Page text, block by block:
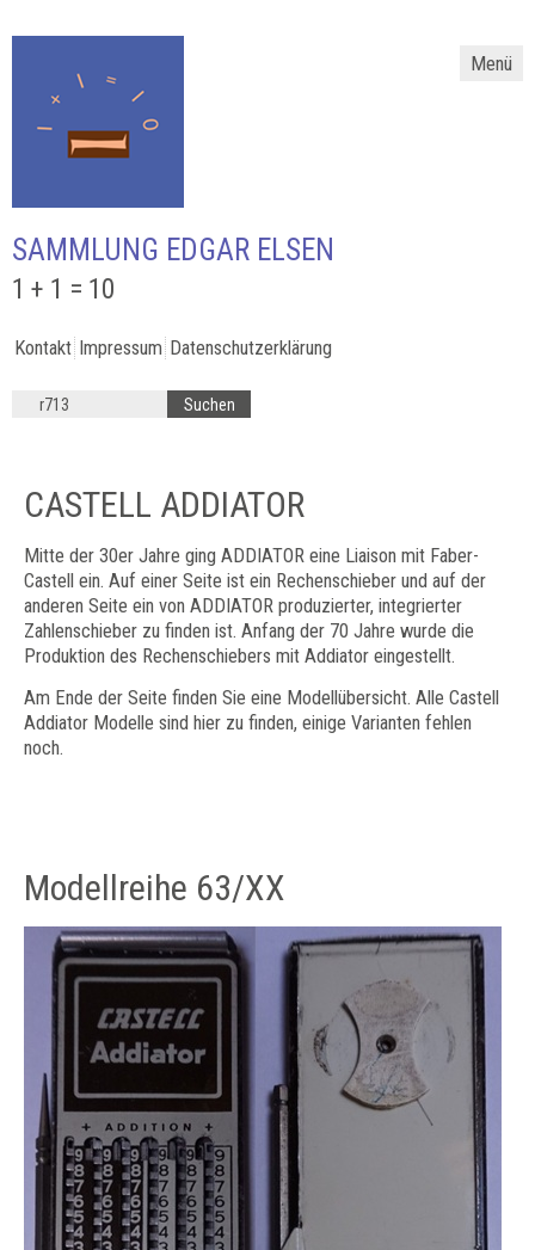
Menü
SAMMLUNG EDGAR ELSEN
1 + 1 = 10
Kontakt Impressum Datenschutzerklärung
CASTELL ADDIATOR
Mitte der 30er Jahre ging ADDIATOR eine Liaison mit Faber-
Castell ein. Auf einer Seite ist ein Rechenschieber und auf der
anderen Seite ein von ADDIATOR produzierter, integrierter
Zahlenschieber zu finden ist. Anfang der 70 Jahre wurde die
Produktion des Rechenschiebers mit Addiator eingestellt.
Am Ende der Seite finden Sie eine Modellübersicht. Alle Castell
Addiator Modelle sind hier zu finden, einige Varianten fehlen
noch.
Modellreihe 63/XX